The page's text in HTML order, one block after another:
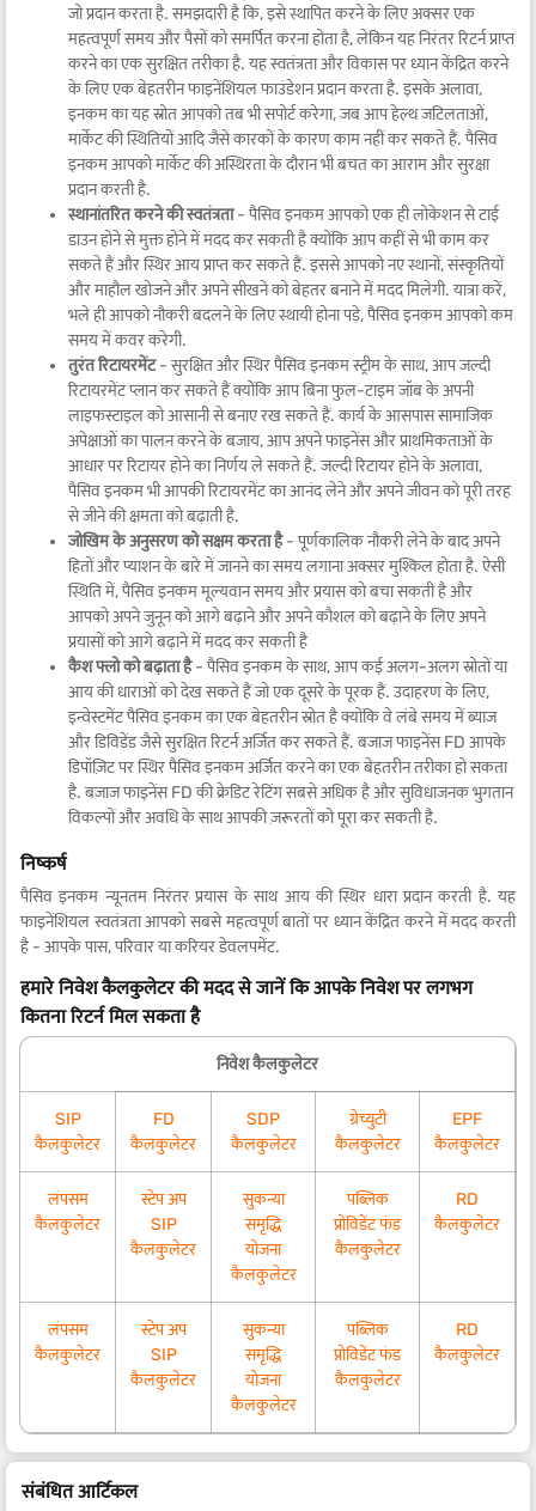
जो प्रदान करता है. समझदारी है कि, इसे स्थापित करने के लिए अक्सर एक
महत्वपूर्ण समय और पैसों को समर्पित करना होता है, लेकिन यह निरंतर रिटर्न प्राप्त
करने का एक सुरक्षित तरीका है. यह स्वतंत्रता और विकास पर ध्यान केंद्रित करने
के लिए एक बेहतरीन फाइनेंशियल फाउंडेशन प्रदान करता है. इसके अलावा,
इनकम का यह स्रोत आपको तब भी सपोर्ट करेगा, जब आप हेल्थ जटिलताओं,
मार्केट की स्थितियों आदि जैसे कारकों के कारण काम नहीं कर सकते हैं. पैसिव
इनकम आपको मार्केट की अस्थिरता के दौरान भी बचत का आराम और सुरक्षा
प्रदान करती है.
स्थानांतरित करने की स्वतंत्रता- पैसिव इनकम आपको एक ही लोकेशन से टाई
डाउन होने से मुक्त होने में मदद कर सकती है क्योंकि आप कहीं से भी काम कर
सकते हैं और स्थिर आय प्राप्त कर सकते हैं. इससे आपको नए स्थानों, संस्कृतियों
और माहौल खोजने और अपने सीखने को बेहतर बनाने में मदद मिलेगी. यात्रा करें,
भले ही आपको नौकरी बदलने के लिए स्थायी होना पड़े, पैसिव इनकम आपको कम
समय में कवर करेगी.
तुरंत रिटायरमेंट- सुरक्षित और स्थिर पैसिव इनकम स्ट्रीम के साथ, आप जल्दी
रिटायरमेंट प्लान कर सकते हैं क्योंकि आप बिना फुल-टाइम जॉब के अपनी
लाइफस्टाइल को आसानी से बनाए रख सकते हैं. कार्य के आसपास सामाजिक
अपेक्षाओं का पालन करने के बजाय, आप अपने फाइनेंस और प्राथमिकताओं के
आधार पर रिटायर होने का निर्णय ले सकते हैं. जल्दी रिटायर होने के अलावा,
पैसिव इनकम भी आपकी रिटायरमेंट का आनंद लेने और अपने जीवन को पूरी तरह
से जीने की क्षमता को बढ़ाती है.
जोखिम के अनुसरण को सक्षम करता है- पूर्णकालिक नौकरी लेने के बाद अपने
हितों और प्याशन के बारे में जानने का समय लगाना अक्सर मुश्किल होता है. ऐसी
स्थिति में, पैसिव इनकम मूल्यवान समय और प्रयास को बचा सकती है और
आपको अपने जुनून को आगे बढ़ाने और अपने कौशल को बढ़ाने के लिए अपने
प्रयासों को आगे बढ़ाने में मदद कर सकती है
कैश फ्लो को बढ़ाता है- पैसिव इनकम के साथ, आप कई अलग-अलग स्रोतों या
आय की धाराओं को देख सकते हैं जो एक दूसरे के पूरक हैं. उदाहरण के लिए,
इन्वेस्टमेंट पैसिव इनकम का एक बेहतरीन स्रोत है क्योंकि वे लंबे समय में ब्याज
और डिविडेंड जैसे सुरक्षित रिटर्न अर्जित कर सकते हैं. बजाज फाइनेंस FD आपके
डिपॉज़िट पर स्थिर पैसिव इनकम अर्जित करने का एक बेहतरीन तरीका हो सकता
है. बजाज फाइनेंस FD की क्रेडिट रेटिंग सबसे अधिक है और सुविधाजनक भुगतान
विकल्पों और अवधि के साथ आपकी ज़रूरतों को पूरा कर सकती है.
निष्कर्ष
पैसिव इनकम न्यूनतम निरंतर प्रयास के साथ आय की स्थिर धारा प्रदान करती है. यह
फाइनेंशियल स्वतंत्रता आपको सबसे महत्वपूर्ण बातों पर ध्यान केंद्रित करने में मदद करती
है - आपके पास, परिवार या करियर डेवलपमेंट.
हमारे निवेश कैलकुलेटर की मदद से जानें कि आपके निवेश पर लगभग
कितना रिटर्न मिल सकता है
निवेश कैलकुलेटर
SIP
कैलकुलेटर
FD
कैलकुलेटर
SDP
कैलकुलेटर
ग्रेच्युटी
कैलकुलेटर
EPF
कैलकुलेटर
लंपसम
कैलकुलेटर
स्टेप अप
SIP
कैलकुलेटर
सुकन्या
समृद्धि
योजना
कैलकुलेटर
पब्लिक
प्रोविडेंट फंड
कैलकुलेटर
RD
कैलकुलेटर
लंपसम
कैलकुलेटर
स्टेप अप
SIP
कैलकुलेटर
सुकन्या
समृद्धि
योजना
कैलकुलेटर
पब्लिक
प्रोविडेंट फंड
कैलकुलेटर
RD
कैलकुलेटर
संबंधित आर्टिकल